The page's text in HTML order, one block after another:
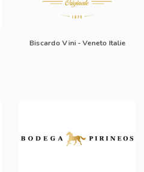
Biscardo Vini - Veneto Italie